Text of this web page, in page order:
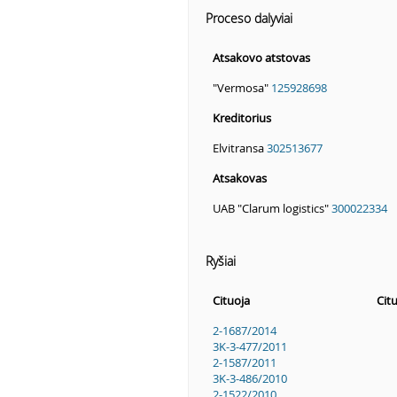
Proceso dalyviai
Atsakovo atstovas
"Vermosa" 125928698
Kreditorius
Elvitransa302513677
Atsakovas
UAB "Clarum logistics"300022334
Ryšiai
Cituoja
2-1687/2014
3K-3-477/2011
2-1587/2011
3K-3-486/2010